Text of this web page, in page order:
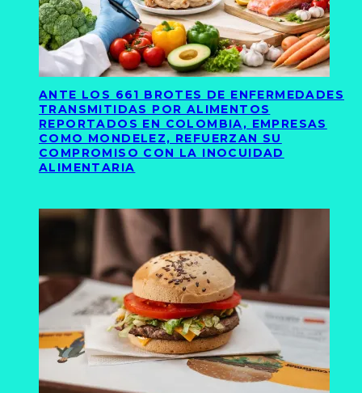
ANTE LOS 661 BROTES DE ENFERMEDADES
TRANSMITIDAS POR ALIMENTOS
REPORTADOS EN COLOMBIA, EMPRESAS
COMO MONDELEZ, REFUERZAN SU
COMPROMISO CON LA INOCUIDAD
ALIMENTARIA